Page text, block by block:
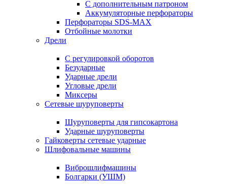
С дополнительным патроном
Аккумуляторные перфораторы
Перфораторы SDS-MAX
Отбойные молотки
Дрели
С регулировкой оборотов
Безударные
Ударные дрели
Угловые дрели
Миксеры
Сетевые шуруповерты
Шуруповерты для гипсокартона
Ударные шуруповерты
Гайковерты сетевые ударные
Шлифовальные машины
Виброшлифмашины
Болгарки (УШМ)